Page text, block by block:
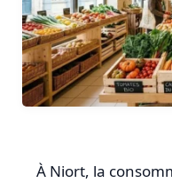
À Niort, la